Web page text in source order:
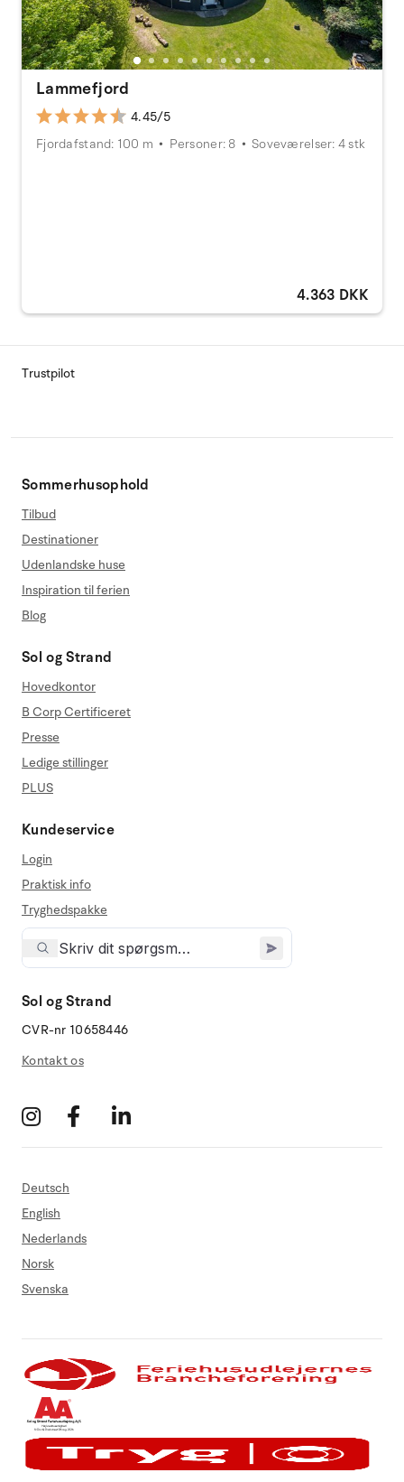
Lammefjord
4.45/5
Fjordafstand: 100 m
Personer: 8 Soveværelser: 4 stk
4.363 DKK
Trustpilot
Sommerhusophold
Tilbud
Destinationer
Udenlandske huse
Inspiration til ferien
Blog
Sol og Strand
Hovedkontor
B Corp Certificeret
Presse
Ledige stillinger
PLUS
Kundeservice
Login
Praktisk info
Tryghedspakke
Sol og Strand
CVR-nr 10658446
Kontakt os
Deutsch
English
Nederlands
Norsk
Svenska